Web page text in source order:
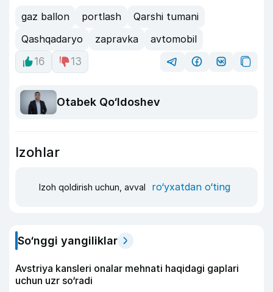
gaz ballon portlash
Qarshi tumani
Qashqadaryo
zapravka
avtomobil
16
13
Otabek Qo‘ldoshev
Izohlar
Izoh qoldirish uchun, avval ro‘yxatdan o‘ting
So‘nggi yangiliklar
Avstriya kansleri onalar mehnati haqidagi gaplari
uchun uzr so‘radi